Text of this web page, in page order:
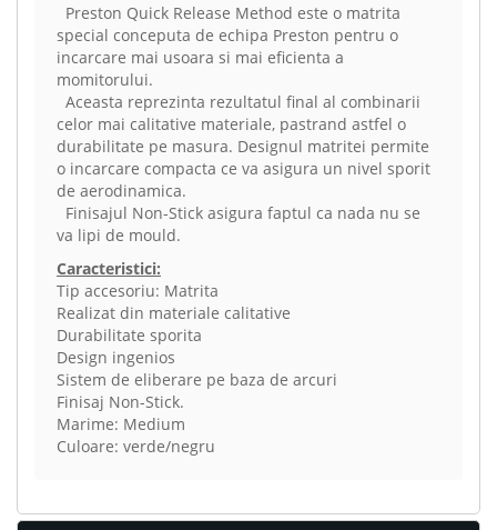
Preston Quick Release Method este o matrita
special conceputa de echipa Preston pentru o
incarcare mai usoara si mai eficienta a
momitorului.
Aceasta reprezinta rezultatul final al combinarii
celor mai calitative materiale, pastrand astfel o
durabilitate pe masura. Designul matritei permite
o incarcare compacta ce va asigura un nivel sporit
de aerodinamica.
Finisajul Non-Stick asigura faptul ca nada nu se
va lipi de mould.
Caracteristici:
Tip accesoriu: Matrita
Realizat din materiale calitative
Durabilitate sporita
Design ingenios
Sistem de eliberare pe baza de arcuri
Finisaj Non-Stick.
Marime: Medium
Culoare: verde/negru